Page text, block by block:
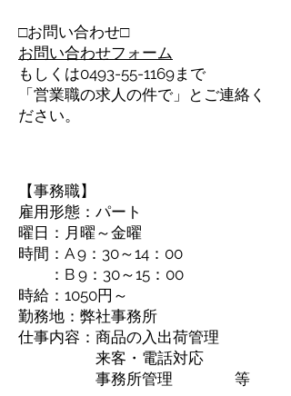
□お問い合わせ□
お問い合わせフォーム
もしくは0493-55-1169​まで
「営業職の求人の件で」とご連絡く
ださい。
【事務職】
雇用形態：パート
曜日：月曜～金曜
時間：A 9：30～14：00
：B 9：30～15：00
​時給：1050円～
勤務地：弊社事務所
仕事内容：商品の入出荷管理
来客・電話対応
事務所管理 等